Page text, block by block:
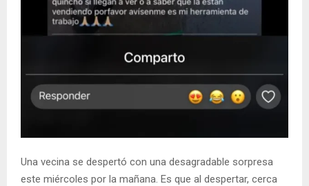
Una vecina se despertó con una desagradable sorpresa
este miércoles por la mañana. Es que al despertar, cerca